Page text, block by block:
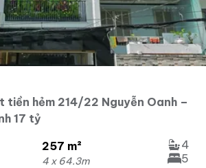
tiền hẻm 214/22 Nguyễn Oanh –
17 tỷ
257 m²
4 x 64.3m
4
5